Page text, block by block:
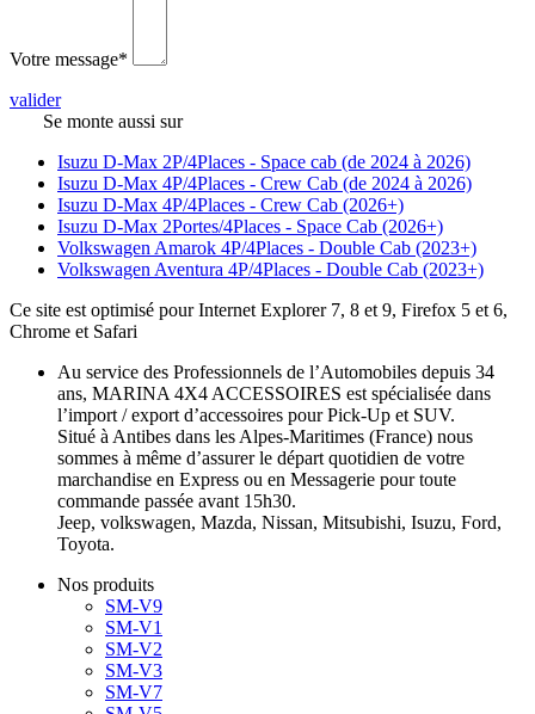
Votre message*
valider
Se monte aussi sur
Isuzu D-Max 2P/4Places - Space cab (de 2024 à 2026)
Isuzu D-Max 4P/4Places - Crew Cab (de 2024 à 2026)
Isuzu D-Max 4P/4Places - Crew Cab (2026+)
Isuzu D-Max 2Portes/4Places - Space Cab (2026+)
Volkswagen Amarok 4P/4Places - Double Cab (2023+)
Volkswagen Aventura 4P/4Places - Double Cab (2023+)
Ce site est optimisé pour Internet Explorer 7, 8 et 9, Firefox 5 et 6,
Chrome et Safari
Au service des Professionnels de l’Automobiles depuis 34
ans, MARINA 4X4 ACCESSOIRES est spécialisée dans
l’import / export d’accessoires pour Pick-Up et SUV.
Situé à Antibes dans les Alpes-Maritimes (France) nous
sommes à même d’assurer le départ quotidien de votre
marchandise en Express ou en Messagerie pour toute
commande passée avant 15h30.
Jeep, volkswagen, Mazda, Nissan, Mitsubishi, Isuzu, Ford,
Toyota.
Nos produits
SM-V9
SM-V1
SM-V2
SM-V3
SM-V7